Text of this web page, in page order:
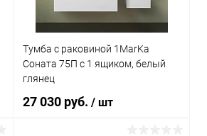
Тумба с раковиной 1MarKa
Соната 75П с 1 ящиком, белый
глянец
27 030 руб./ шт